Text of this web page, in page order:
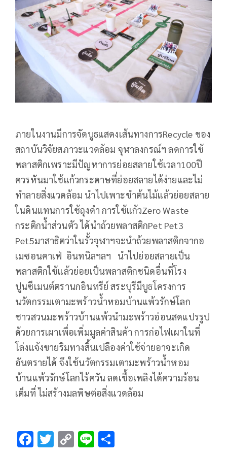
ภายในงานมีการจัดบูธแสดงเส้นทางการRecycle ของ
สถาบันวิจัยสภาวะแวดล้อม จุฬาลงกรณ์ฯ ลดการใช้
พลาสติกเพราะมีปัญหาการย่อยสลายใช้เวลา100ปี
ควรหันมาใช้แก้วกระดาษที่ย่อยสลายได้ง่ายและไม่
ทำลายสิ่งแวดล้อม นำไปเพาะชำต้นไม้แล้วย่อยสลาย
ในดินแทนการใช้ถุงดำ การใช้แก้วZero Waste
กระติกน้ำส่วนตัว ได้นำถ้วยพลาสติกPet Pet3
Pet5มาสาธิตว่าในรั้วจุฬาฯจะนำถ้วยพลาสติกจากอ
เมซอนคาเฟ่ อินทนิลฯลฯ นำไปย่อยสลายเป็น
พลาสติกใช้แล้วย่อยเป็นพลาสติกชนิดอื่นที่โรง
ปูนซีเมนต์ตรานกอินทรีย์ สระบุรีมีบูธโครงการ
นวัตกรรมเตามะพร้าวน้ำหอมบ้านแพ้วรักษ์โลก
ชาวสวนมะพร้าวบ้านแพ้วนำมะพร้าวอ่อนสดแปรรูป
ด้วยการเผาเพื่อเพิ่มมูลค่าสินค้า การก่อไฟเผาในที่
โล่งแจ้งขายริมทางสิ้นเปลืองค่าใช้จ่ายอาจะเกิด
อันตรายได้ จึงใช้นวัตกรรมเตามะพร้าวน้ำหอม
บ้านแพ้วรักษ์โลกไร้ควัน ลดเชื้อเพลิงได้ความร้อน
เต็มที่ ไม่สร้างมลพิษต่อสิ่งแวดล้อม
F T C Li